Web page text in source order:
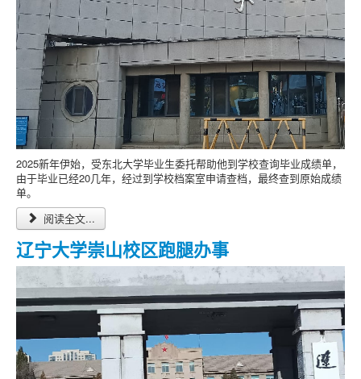
2025新年伊始，受东北大学毕业生委托帮助他到学校查询毕业成绩单，
由于毕业已经20几年，经过到学校档案室申请查档，最终查到原始成绩
单。
阅读全文...
辽宁大学崇山校区跑腿办事